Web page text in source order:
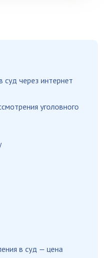
суд через интернет
уголовного
в суд — цена